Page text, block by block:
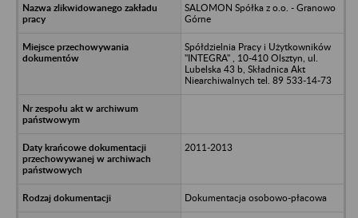
SALOMON Spółka z o.o. - Granowo
Górne
Spółdzielnia Pracy i Użytkowników
"INTEGRA" , 10-410 Olsztyn, ul.
Lubelska 43 b, Składnica Akt
Niearchiwalnych tel. 89 533-14-73
2011-2013
Dokumentacja osobowo-płacowa